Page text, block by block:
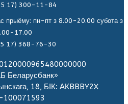
17) 300-11-84
прыёму: пн-пт з 8.00-20.00 субота з
17.00
17) 368-76-30
Беларусбанк»
18, БІК: АКBBBY2X